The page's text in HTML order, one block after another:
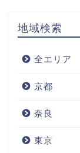
地域検索
全エリア
京都
奈良
東京